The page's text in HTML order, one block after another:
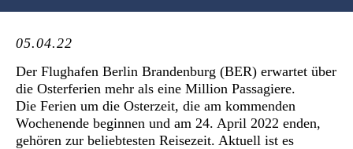
05.04.22
Der Flughafen Berlin Brandenburg (BER) erwartet über
die Osterferien mehr als eine Million Passagiere.
Die Ferien um die Osterzeit, die am kommenden
Wochenende beginnen und am 24. April 2022 enden,
gehören zur beliebtesten Reisezeit. Aktuell ist es